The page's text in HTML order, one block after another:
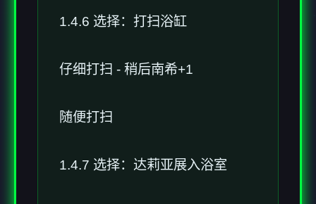
1.4.6 选择：打扫浴缸
仔细打扫 - 稍后南希+1
随便打扫
1.4.7 选择：达莉亚展入浴室